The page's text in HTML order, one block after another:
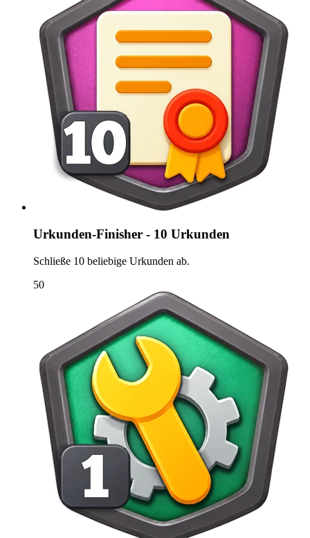
Urkunden-Finisher - 10 Urkunden
Schließe 10 beliebige Urkunden ab.
50